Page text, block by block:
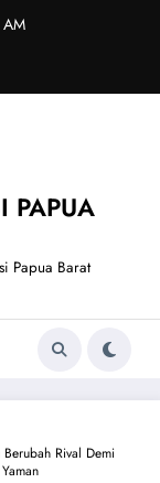
PAPUA
Papua Barat
Rival Demi